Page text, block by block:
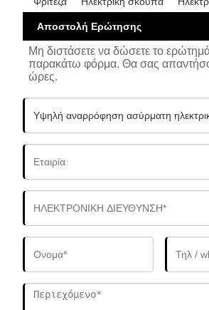
Αποστολή Ερώτησης
Μη διστάσετε να δώσετε το
παρακάτω φόρμα. Θα σας
ώρες.